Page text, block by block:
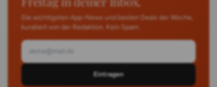
Die wichtigsten App-News und besten Deals der Woche,
kuratiert von der Redaktion. Kein Spam.
Eintragen